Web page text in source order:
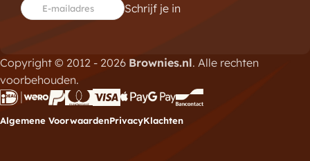
E-mailadres Schrijf je in
Copyright © 2012 - 2026 Brownies.nl. Alle rechten
voorbehouden.
Algemene VoorwaardenPrivacyKlachten